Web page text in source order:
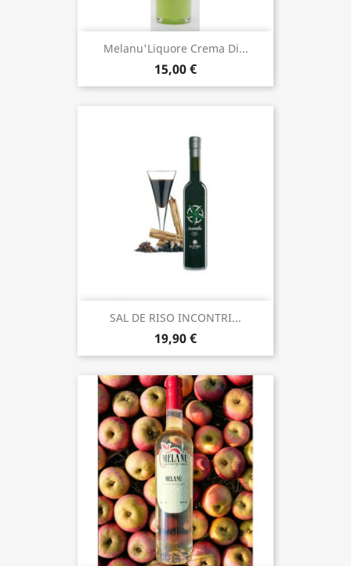
Melanu'Liquore Crema Di...
15,00 €
SAL DE RISO INCONTRI...
19,90 €